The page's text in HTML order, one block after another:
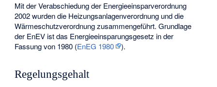
Mit der Verabschiedung der Energieeinsparverordnung
2002 wurden die Heizungsanlagenverordnung und die
Wärmeschutzverordnung zusammengeführt. Grundlage
der EnEV ist das Energieeinsparungsgesetz in der
Fassung von 1980 (EnEG 1980 ).
Regelungsgehalt